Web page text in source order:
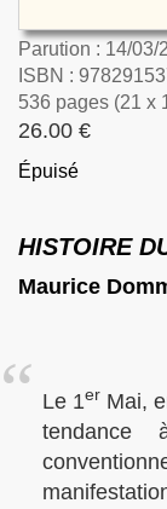
Parution : 14/03/
ISBN :
536 pages (21 x
26.00 €
Épuisé
HISTOIRE
Maurice
Le 1er Mai,
tendance